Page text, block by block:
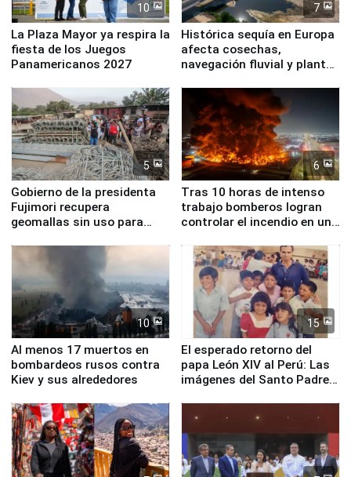
10
La Plaza Mayor ya respira la
fiesta de los Juegos
Panamericanos 2027
7
Histórica sequía en Europa
afecta cosechas,
navegación fluvial y plantas
5
Gobierno de la presidenta
Fujimori recupera
geomallas sin uso para
Fenómeno El Niño
6
Tras 10 horas de intenso
trabajo bomberos logran
controlar el incendio en una
de Chile
10
Al menos 17 muertos en
bombardeos rusos contra
Kiev y sus alrededores
15
El esperado retorno del
papa León XIV al Perú: Las
imágenes del Santo Padre